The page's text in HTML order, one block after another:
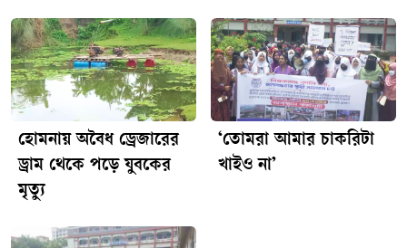
মেডিকেল কলেজ হাসপাতালের মর্গে পাঠানো হবে।
হোমনায় অবৈধ ড্রেজারের
ড্রাম থেকে পড়ে যুবকের
মৃত্যু
‘তোমরা আমার চাকরিটা
খাইও না’